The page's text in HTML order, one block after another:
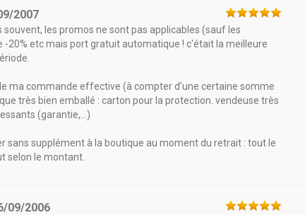
2007
les promos ne sont pas applicables (sauf les
-20% etc mais port gratuit automatique ! c'était la meilleure
ma commande effective (à compter d'une certaine somme
très bien emballé : carton pour la protection. vendeuse très
(garantie,...)
sans supplément à la boutique au moment du retrait : tout le
selon le montant.
09/2006